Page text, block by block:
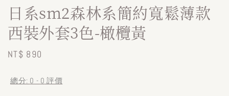
日系sm2森林系簡約寬鬆薄款
西裝外套3色-橄欖黃
Regular
NT$ 890
總分: 0 - 0 評價